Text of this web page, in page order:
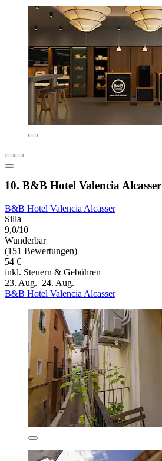
10. B&B Hotel Valencia Alcasser
B&B Hotel Valencia Alcasser
Silla
9,0/10
Wunderbar
(151 Bewertungen)
54 €
inkl. Steuern & Gebühren
23. Aug.–24. Aug.
B&B Hotel Valencia Alcasser